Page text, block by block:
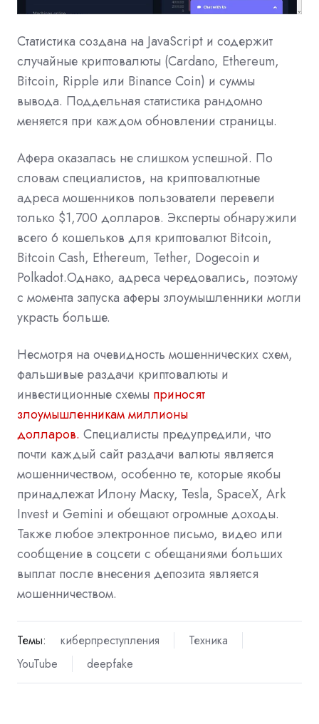
Статистика создана на JavaScript и содержит
случайные криптовалюты (Cardano, Ethereum,
Bitcoin, Ripple или Binance Coin) и суммы
вывода. Поддельная статистика рандомно
меняется при каждом обновлении страницы.
Афера оказалась не слишком успешной. По
словам специалистов, на криптовалютные
адреса мошенников пользователи перевели
только $1,700 долларов. Эксперты обнаружили
всего 6 кошельков для криптовалют Bitcoin,
Bitcoin Cash, Ethereum, Tether, Dogecoin и
Polkadot.Однако, адреса чередовались, поэтому
с момента запуска аферы злоумышленники могли
украсть больше.
Несмотря на очевидность мошеннических схем,
фальшивые раздачи криптовалюты и
инвестиционные схемы приносят
злоумышленникам миллионы
долларов. Специалисты предупредили, что
почти каждый сайт раздачи валюты является
мошенничеством, особенно те, которые якобы
принадлежат Илону Маску, Tesla, SpaceX, Ark
Invest и Gemini и обещают огромные доходы.
Также любое электронное письмо, видео или
сообщение в соцсети с обещаниями больших
выплат после внесения депозита является
мошенничеством.
Темы: киберпреступления
Техника
YouTube
deepfake